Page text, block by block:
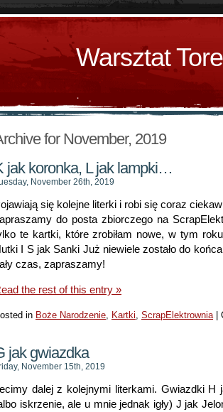
Warsztat
for November, 2019
jak koronka, L jak lampki…
November 26th, 2019
się kolejne literki i robi się coraz
do posta zbiorczego na
te kartki, które zrobiłam nowe, w tym
I S jak Sanki Już niewiele zostało do
czas, zapraszamy!
the rest of this entry »
in Boże Narodzenie, Kartki, ScrapElektrownia|
jak gwiazdka
November 15th, 2019
dalej z kolejnymi literkami. Gwiazdki H
iskrzenie, ale u mnie jednak igły) J jak